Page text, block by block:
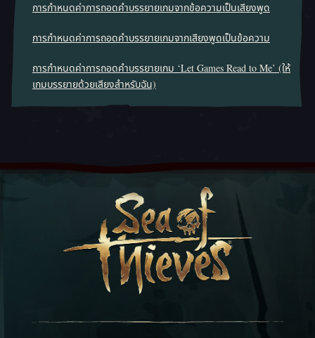
การกำหนดค่าการถอดคำบรรยายเกมจากข้อความเป็นเสียงพูด
การกำหนดค่าการถอดคำบรรยายเกมจากเสียงพูดเป็นข้อความ
การกำหนดค่าการถอดคำบรรยายเกม ‘Let Games Read to Me’ (ให้
เกมบรรยายด้วยเสียงสำหรับฉัน)